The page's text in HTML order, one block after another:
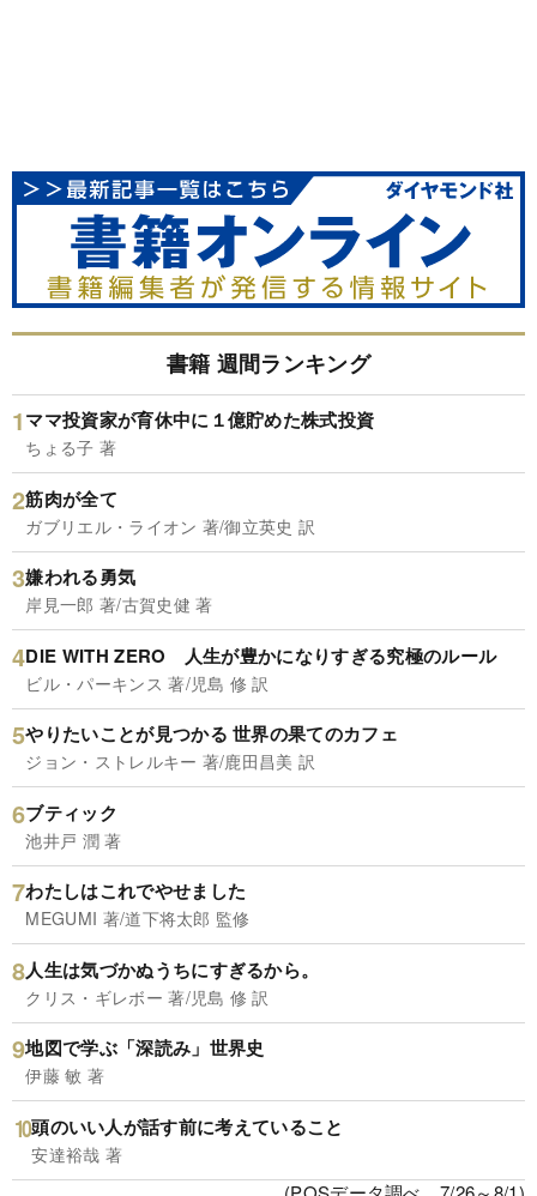
書籍 週間ランキング
ママ投資家が育休中に１億貯めた株式投資
ちょる子 著
筋肉が全て
ガブリエル・ライオン 著/御立英史 訳
嫌われる勇気
岸見一郎 著/古賀史健 著
DIE WITH ZERO 人生が豊かになりすぎる究極のルール
ビル・パーキンス 著/児島 修 訳
やりたいことが見つかる 世界の果てのカフェ
ジョン・ストレルキー 著/鹿田昌美 訳
ブティック
池井戸 潤 著
わたしはこれでやせました
MEGUMI 著/道下将太郎 監修
人生は気づかぬうちにすぎるから。
クリス・ギレボー 著/児島 修 訳
地図で学ぶ「深読み」世界史
伊藤 敏 著
頭のいい人が話す前に考えていること
安達裕哉 著